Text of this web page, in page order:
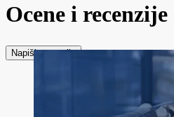
Ocene i recenzije
Napiši recenziju